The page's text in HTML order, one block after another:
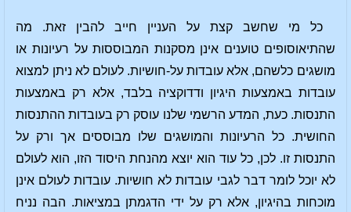
כל מי שחשב קצת על העניין חייב להבין זאת. מה
שהתיאוסופים טוענים אינן מסקנות המבוססות על רעיונות או
מושגים כלשהם, אלא עובדות על-חושיות. לעולם לא ניתן למצוא
עובדות באמצעות היגיון ודדוקציה בלבד, אלא רק באמצעות
התנסות. כעת, המדע הרשמי שלנו עוסק רק בעובדות ההתנסות
החושית. כל הרעיונות והמושגים שלו מבוססים אך ורק על
התנסות זו. לכן, כל עוד הוא יוצא מהנחת היסוד הזו, הוא לעולם
לא יוכל לומר דבר לגבי עובדות לא חושיות. עובדות לעולם אינן
מוכחות בהיגיון, אלא רק על ידי הדגמתן במציאות. הבה נניח